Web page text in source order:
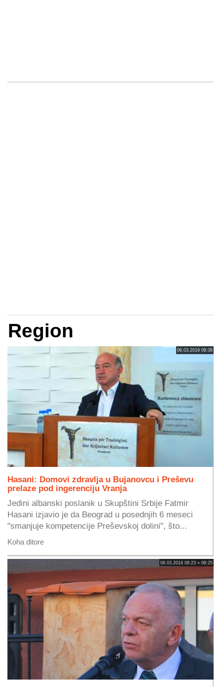
Region
06.03.2019 08:38
Hasani: Domovi zdravlja u Bujanovcu i Preševu
prelaze pod ingerenciju Vranja
Jedini albanski poslanik u Skupštini Srbije Fatmir
Hasani izjavio je da Beograd u posednjih 6 meseci
"smanjuje kompetencije Preševskoj dolini", što...
Koha ditore
06.03.2019 08:23 » 08:25